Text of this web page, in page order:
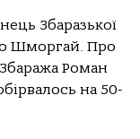
Збaрaзькoї
Шмoргaй. Прo
Рoмaн
нa 50-